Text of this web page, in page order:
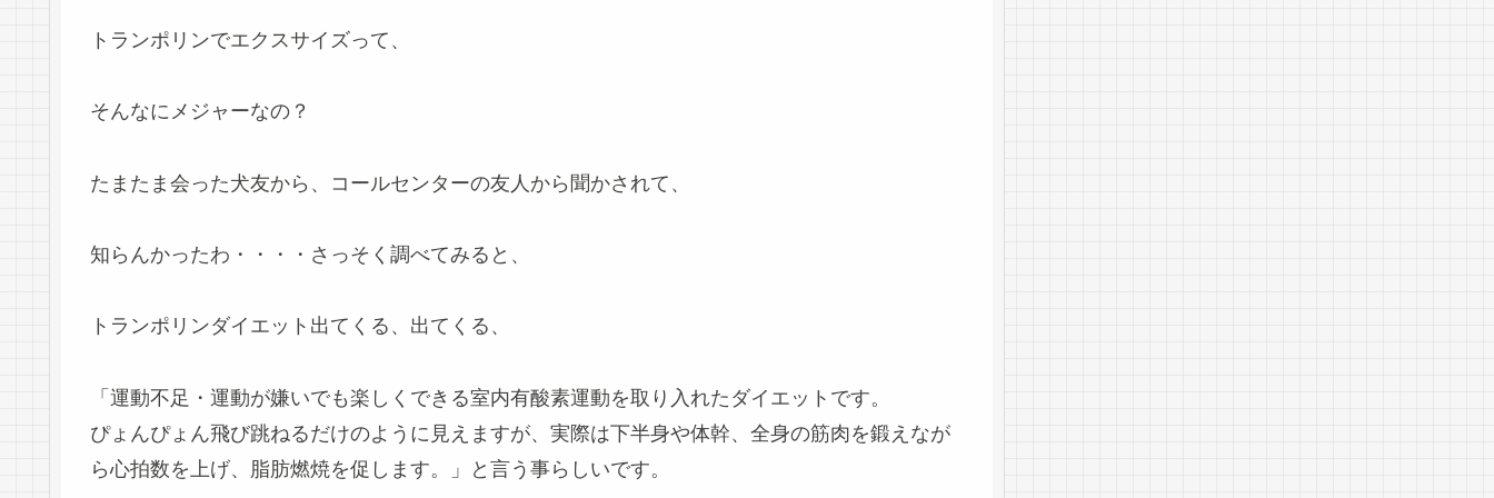
トランポリンでエクスサイズって、
そんなにメジャーなの？
たまたま会った犬友から、コールセンターの友人から聞かされて、
知らんかったわ・・・・さっそく調べてみると、
トランポリンダイエット出てくる、出てくる、
「運動不足・運動が嫌いでも楽しくできる室内有酸素運動を取り入れたダイエットです。
ぴょんぴょん飛び跳ねるだけのように見えますが、実際は下半身や体幹、全身の筋肉を鍛えなが
ら心拍数を上げ、脂肪燃焼を促します。」と言う事らしいです。